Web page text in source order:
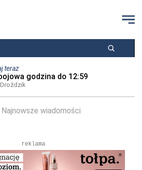
teraz
godzina do 12:59
Najnowsze wiadomości
reklama